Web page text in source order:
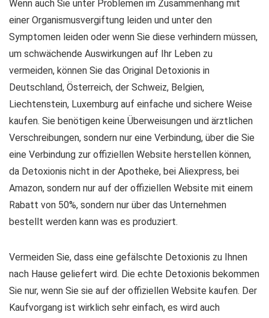
Wenn auch Sie unter Problemen im Zusammenhang mit
einer Organismusvergiftung leiden und unter den
Symptomen leiden oder wenn Sie diese verhindern müssen,
um schwächende Auswirkungen auf Ihr Leben zu
vermeiden, können Sie das Original Detoxionis in
Deutschland, Österreich, der Schweiz, Belgien,
Liechtenstein, Luxemburg auf einfache und sichere Weise
kaufen. Sie benötigen keine Überweisungen und ärztlichen
Verschreibungen, sondern nur eine Verbindung, über die Sie
eine Verbindung zur offiziellen Website herstellen können,
da Detoxionis nicht in der Apotheke, bei Aliexpress, bei
Amazon, sondern nur auf der offiziellen Website mit einem
Rabatt von 50%, sondern nur über das Unternehmen
bestellt werden kann was es produziert.
Vermeiden Sie, dass eine gefälschte Detoxionis zu Ihnen
nach Hause geliefert wird. Die echte Detoxionis bekommen
Sie nur, wenn Sie sie auf der offiziellen Website kaufen. Der
Kaufvorgang ist wirklich sehr einfach, es wird auch